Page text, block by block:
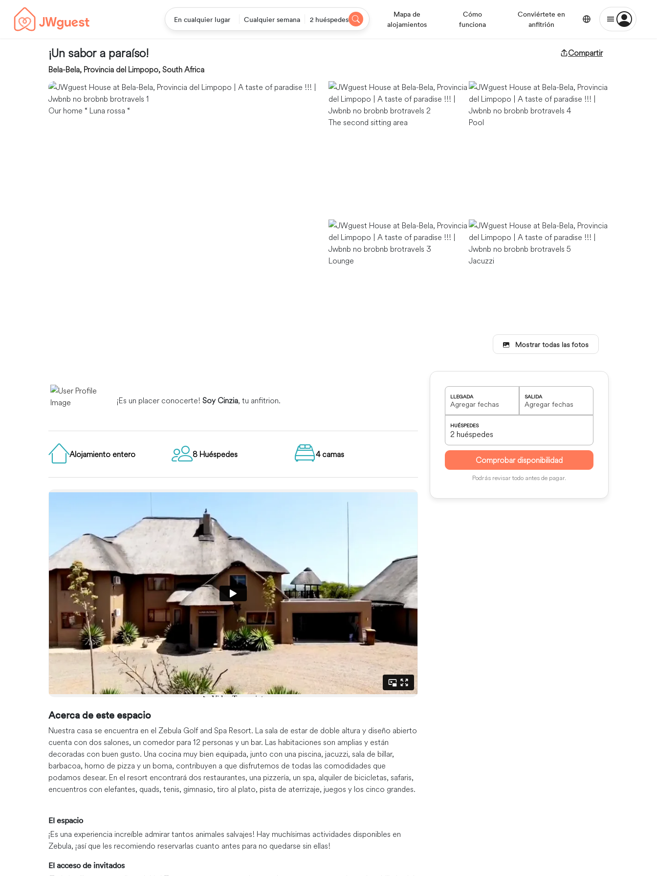
En cualquier lugar Cualquier semana 2 huéspedes
Mapa de
alojamientos
Cómo
funciona
Conviértete en
anfitrión
¡Un sabor a paraíso!
Bela-Bela, Provincia del Limpopo, South Africa
Compartir
Our home “ Luna rossa “
The second sitting area
Lounge
Pool
Jacuzzi
Mostrar todas las fotos
¡Es un placer conocerte! Soy Cinzia, tu anfitrion.
Alojamiento entero 8 Huéspedes 4 camas
Acerca de este espacio
Nuestra casa se encuentra en el Zebula Golf and Spa Resort. La sala de estar de doble altura y diseño abierto
cuenta con dos salones, un comedor para 12 personas y un bar. Las habitaciones son amplias y están
decoradas con buen gusto. Una cocina muy bien equipada, junto con una piscina, jacuzzi, sala de billar,
barbacoa, horno de pizza y un boma, contribuyen a que disfrutemos de todas las comodidades que
podamos desear. En el resort encontrará dos restaurantes, una pizzería, un spa, alquiler de bicicletas, safaris,
encuentros con elefantes, quads, tenis, gimnasio, tiro al plato, pista de aterrizaje, juegos y los cinco grandes.
El espacio
¡Es una experiencia increíble admirar tantos animales salvajes! Hay muchísimas actividades disponibles en
Zebula, ¡así que les recomiendo reservarlas cuanto antes para no quedarse sin ellas!
El acceso de invitados
LLEGADA SALIDA
HUÉSPEDES
Comprobar disponibilidad
Podrás revisar todo antes de pagar.